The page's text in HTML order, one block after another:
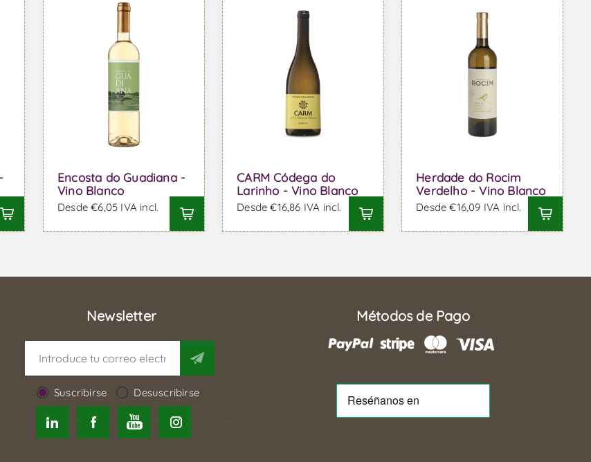
Encosta do Guadiana -
Vino Blanco
Desde €6,05 IVA incl.
CARM Códega do
Larinho - Vino Blanco
Desde €16,86 IVA incl.
Herdade do Rocim
Verdelho - Vino Blanco
Desde €16,09 IVA incl.
Newsletter
Suscribirse Desuscribirse
Métodos de Pago